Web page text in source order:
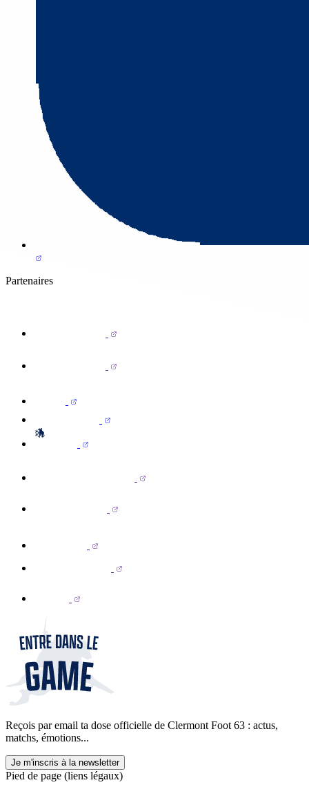
Partenaires
Reçois par email ta dose officielle de Clermont Foot 63 : actus,
matchs, émotions...
Je m'inscris à la newsletter
Pied de page (liens légaux)